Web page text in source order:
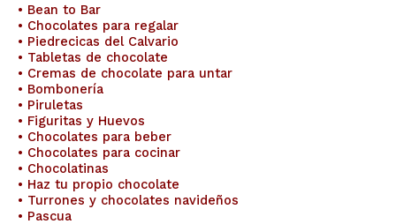
• Bean to Bar
• Chocolates para regalar
• Piedrecicas del Calvario
• Tabletas de chocolate
• Cremas de chocolate para untar
• Bombonería
• Piruletas
• Figuritas y Huevos
• Chocolates para beber
• Chocolates para cocinar
• Chocolatinas
• Haz tu propio chocolate
• Turrones y chocolates navideños
• Pascua